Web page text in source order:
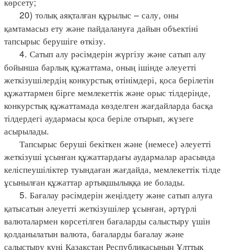
20) толық аяқталған құрылыс – салу, оны
қамтамасыз ету және пайдалануға дайын объектіні
тапсырыс берушіге өткізу.
4. Сатып алу рәсімдерін жүргізу және сатып алу
бойынша барлық құжаттама, оның ішінде әлеуетті
жеткізушілердің конкурстық өтінімдері, қоса берілетін
құжаттармен бірге мемлекеттік және орыс тілдерінде,
конкурстық құжаттамада көзделген жағдайларда басқа
тілдердегі аудармасы қоса беріле отырып, жүзеге
асырылады.
Тапсырыс беруші бекіткен және (немесе) әлеуетті
жеткізуші ұсынған құжаттардағы аудармалар арасында
келіспеушіліктер туындаған жағдайда, мемлекеттік тілде
ұсынылған құжаттар артықшылыққа ие болады.
5. Бағалау рәсімдерін жеңілдету және сатып алуға
қатысатын әлеуетті жеткізушілер ұсынған, әртүрлі
валюталармен көрсетілген бағаларды салыстыру үшін
қолданылатын валюта, бағаларды бағалау және
салыстыру күні Қазақстан Республикасының Ұлттық